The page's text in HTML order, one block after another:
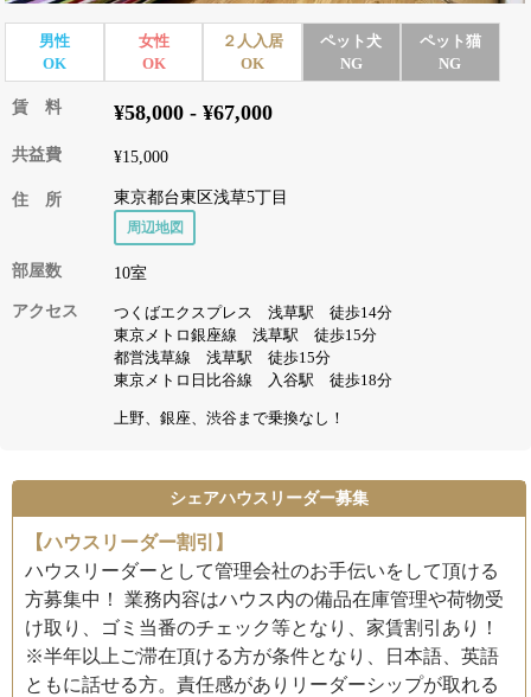
男性
OK
女性
OK
２人入居
OK
ペット犬
NG
ペット猫
NG
賃 料 ¥58,000 - ¥67,000
共益費 ¥15,000
住 所 東京都台東区浅草5丁目
周辺地図
部屋数 10室
アクセス
つくばエクスプレス 浅草駅 徒歩14分
東京メトロ銀座線 浅草駅 徒歩15分
都営浅草線 浅草駅 徒歩15分
東京メトロ日比谷線 入谷駅 徒歩18分
上野、銀座、渋谷まで乗換なし！
シェアハウスリーダー募集
【ハウスリーダー割引】
ハウスリーダーとして管理会社のお手伝いをして頂ける
方募集中！ 業務内容はハウス内の備品在庫管理や荷物受
け取り、ゴミ当番のチェック等となり、家賃割引あり！
※半年以上ご滞在頂ける方が条件となり、日本語、英語
ともに話せる方。責任感がありリーダーシップが取れる